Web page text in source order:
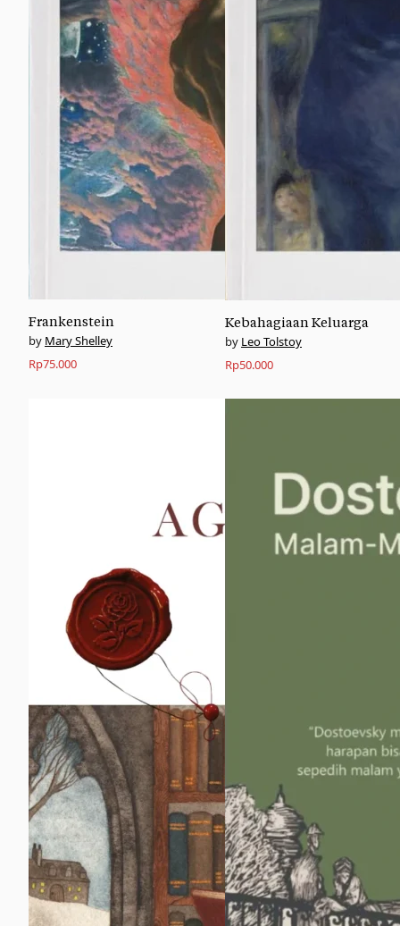
Frankenstein
Mary Shelley
Rp75.000
Kebahagiaan Keluarga
Leo Tolstoy
Rp50.000